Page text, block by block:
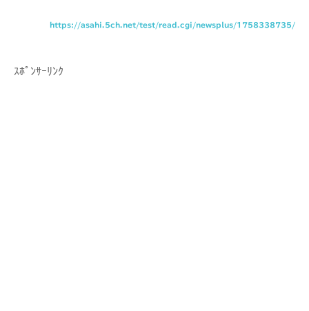
https://asahi.5ch.net/test/read.cgi/newsplus/1758338735/
ｽﾎﾟﾝｻｰﾘﾝｸ